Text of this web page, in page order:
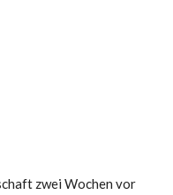
zwei Wochen vor